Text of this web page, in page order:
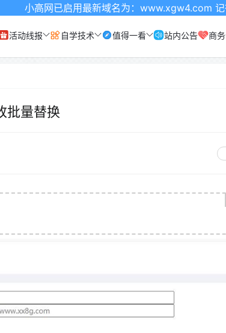
网已启用最新域名为：www.xgw4.com 记得收藏哦
活动线报 自学技术 值得一看 站内公告 商
批量替换